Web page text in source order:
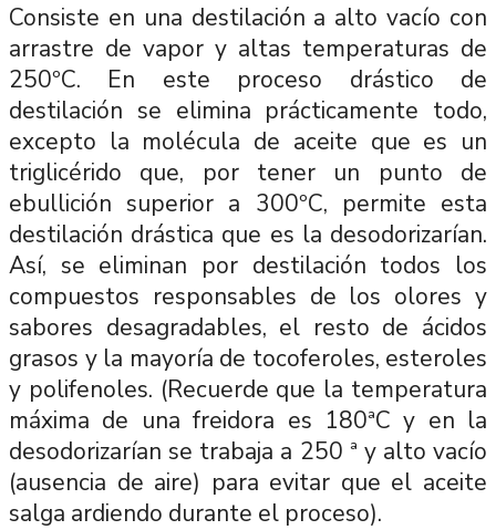
Consiste en una destilación a alto vacío con
arrastre de vapor y altas temperaturas de
250ºC. En este proceso drástico de
destilación se elimina prácticamente todo,
excepto la molécula de aceite que es un
triglicérido que, por tener un punto de
ebullición superior a 300ºC, permite esta
destilación drástica que es la desodorizarían.
Así, se eliminan por destilación todos los
compuestos responsables de los olores y
sabores desagradables, el resto de ácidos
grasos y la mayoría de tocoferoles, esteroles
y polifenoles. (Recuerde que la temperatura
máxima de una freidora es 180ªC y en la
desodorizarían se trabaja a 250 ª y alto vacío
(ausencia de aire) para evitar que el aceite
salga ardiendo durante el proceso).